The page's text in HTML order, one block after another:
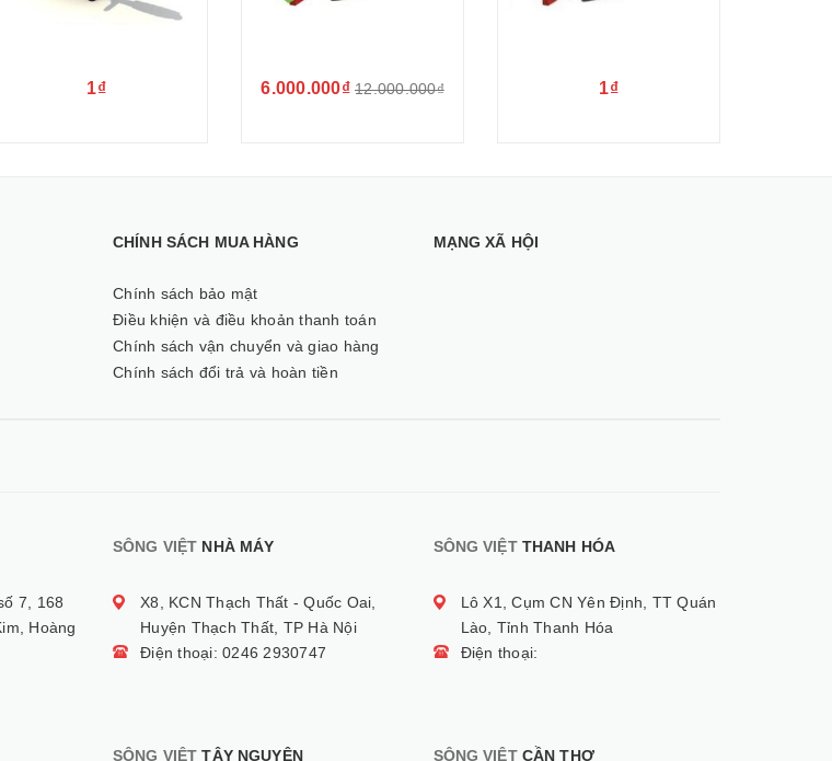
1₫ 6.000.000₫ 12.000.000₫ 1₫
CHÍNH SÁCH MUA HÀNG
Chính sách bảo mật
Điều khiện và điều khoản thanh toán
Chính sách vận chuyển và giao hàng
Chính sách đổi trả và hoàn tiền
MẠNG XÃ HỘI
7, 168
Hoàng
SÔNG VIỆT NHÀ MÁY
X8, KCN Thạch Thất - Quốc Oai,
Huyện Thạch Thất, TP Hà Nội
Điện thoại: 0246 2930747
SÔNG VIỆTTHANH HÓA
Lô X1, Cụm CN Yên Định, TT Quán
Lào, Tỉnh Thanh Hóa
Điện thoại:
SÔNG VIỆT TÂY NGUYÊN SÔNG VIỆTCẦN THƠ